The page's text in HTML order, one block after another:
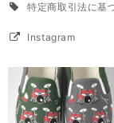
特定商取引法に基
Instagram